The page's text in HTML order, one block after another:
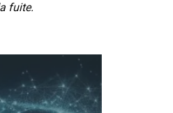
fuite.